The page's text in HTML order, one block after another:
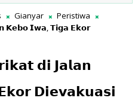
Gianyar
Peristiwa
𝗞𝗲𝗯𝗼 𝗜𝘄𝗮, 𝗧𝗶𝗴𝗮 𝗘𝗸𝗼𝗿
𝗱𝗶 𝗝𝗮𝗹𝗮𝗻
𝗗𝗶𝗲𝘃𝗮𝗸𝘂𝗮𝘀𝗶